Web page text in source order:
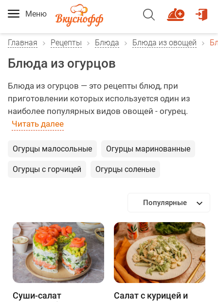
Меню
Главная Рецепты Блюда Блюда из овощей
Блюда из огурцов
Блюда из огурцов — это рецепты блюд, при
приготовлении которых используется один из
наиболее популярных видов овощей - огурец.
Читать далее
Огурцы малосольные Огурцы маринованные
Огурцы с горчицей Огурцы соленые
Популярные
Суши-салат
Салат с курицей и